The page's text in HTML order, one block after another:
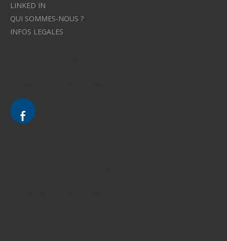
LINKED IN
QUI SOMMES-NOUS ?
INFOS LEGALES